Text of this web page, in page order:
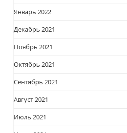
Январь 2022
Декабрь 2021
Ноябрь 2021
Октябрь 2021
Сентябрь 2021
Август 2021
Июль 2021